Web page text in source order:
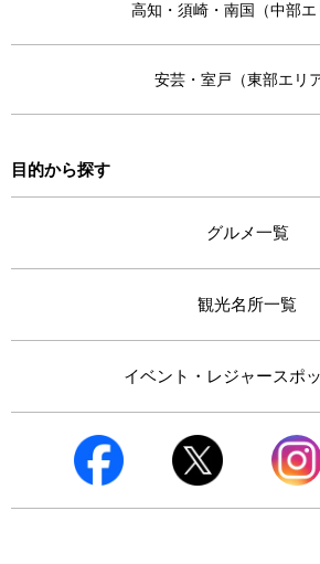
高知・須崎・南国（中部エ
安芸・室戸（東部エリア
目的から探す
グルメ一覧
観光名所一覧
イベント・レジャースポ